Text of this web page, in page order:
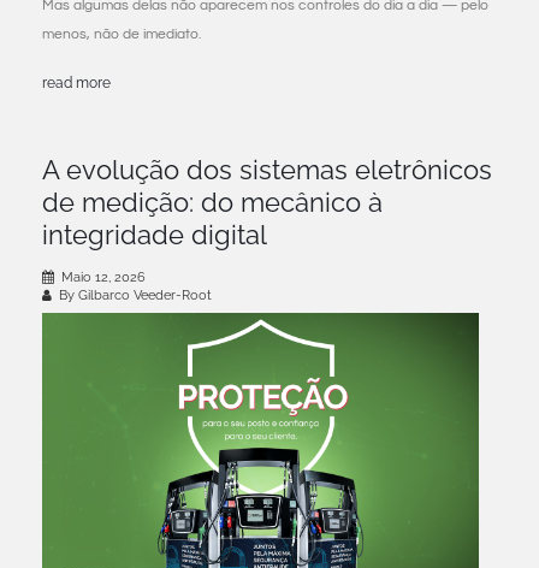
Mas algumas delas não aparecem nos controles do dia a dia — pelo
menos, não de imediato.
read more
A evolução dos sistemas eletrônicos
de medição: do mecânico à
integridade digital
Maio 12, 2026
By Gilbarco Veeder-Root